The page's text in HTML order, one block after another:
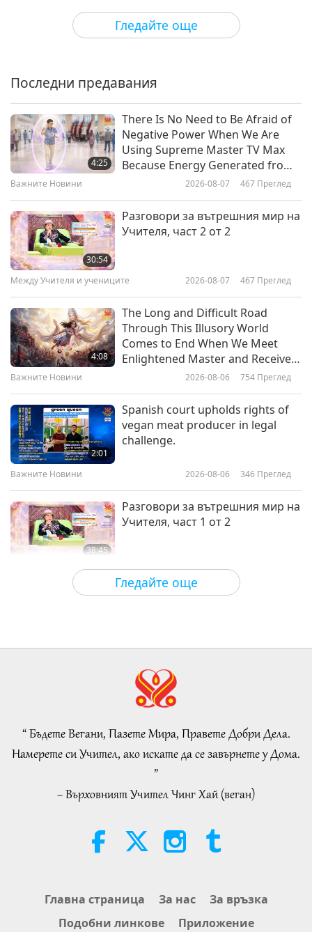
Гледайте още
Пътешествие в сферите на красотата 2026-04-16 3669
21:59
Spring’s Timeless Canvas: A
Journey Through Floral Art and
Style
19:26
The Art of Drape: Linen Textures
An Evening Celebration in Honor
of the Birthday of Shakyamuni
Buddha (vegan), Part 1 of 6
Ballet & Steel: The Art of Figure
Skating
Гледайте още
Последни предавания
4:25
There Is No Need to Be Afraid of
Negative Power When We Are
Using Supreme Master TV Max
Because Energy Generated from
It Is Far More Powerful than Any
Важните Новини 2026-08-07 467 Преглед
30:54
Разговори за вътрешния мир на
Учителя, част 2 от 2
Между Учителя и учениците 2026-08-07 467 Преглед
4:08
The Long and Difficult Road
Through This Illusory World
Comes to End When We Meet
Enlightened Master and Receive
Важните Новини 2026-08-06 754 Преглед
2:01
Spanish court upholds rights of
vegan meat producer in legal
challenge.
Важните Новини 2026-08-06 346 Преглед
38:45
Разговори за вътрешния мир на
Учителя, част 1 от 2
Между Учителя и учениците 2026-08-06
25:38
3:46
“Fast Charge” Is Wonderful Way
Whenever Material World Begins
to Feel Too Imposing
Важните Новини 2026-08-05 Преглед
38:07
Важните Новини
Islamic Ethics on Water:
Selections from the Hadith, Part 1
of 2
“ Бъдете Вегани, Пазете Мира, Правете Добри Дела.
Намерете си Учител, ако искате да се завърнете у Дома.
”
~ Върховният Учител Чинг Хай (веган)
Главна страница За нас
За връзка
Подобни линкове
Приложение